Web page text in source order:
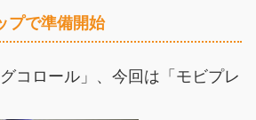
プで準備開始
コロール」、今回は「モビプレ